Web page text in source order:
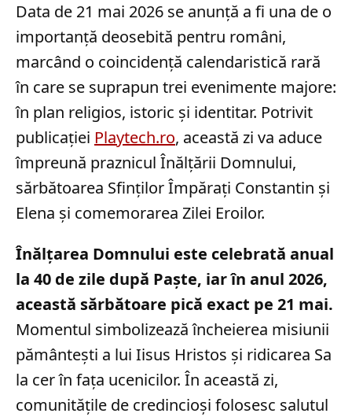
Data de 21 mai 2026 se anunță a fi una de o
importanță deosebită pentru români,
marcând o coincidență calendaristică rară
în care se suprapun trei evenimente majore:
în plan religios, istoric și identitar. Potrivit
publicației Playtech.ro, această zi va aduce
împreună praznicul Înălțării Domnului,
sărbătoarea Sfinților Împărați Constantin și
Elena și comemorarea Zilei Eroilor.
Înălțarea Domnului este celebrată anual
la 40 de zile după Paște, iar în anul 2026,
această sărbătoare pică exact pe 21 mai.
Momentul simbolizează încheierea misiunii
pământești a lui Iisus Hristos și ridicarea Sa
la cer în fața ucenicilor. În această zi,
comunitățile de credincioși folosesc salutul